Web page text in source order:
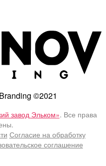
©2021
завод Эльком». Все права
Согласие на обработку
соглашение